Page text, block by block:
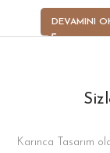
DEVAMINI
Karınca Tasarım